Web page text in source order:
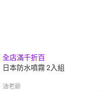
全店滿千折百
日本防水噴霧 2入組
油老爺